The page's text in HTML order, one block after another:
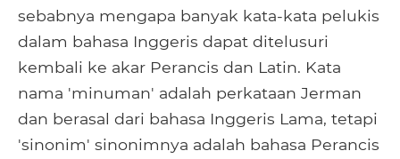
sebabnya mengapa banyak kata-kata pelukis
dalam bahasa Inggeris dapat ditelusuri
kembali ke akar Perancis dan Latin. Kata
nama 'minuman' adalah perkataan Jerman
dan berasal dari bahasa Inggeris Lama, tetapi
'sinonim' sinonimnya adalah bahasa Perancis